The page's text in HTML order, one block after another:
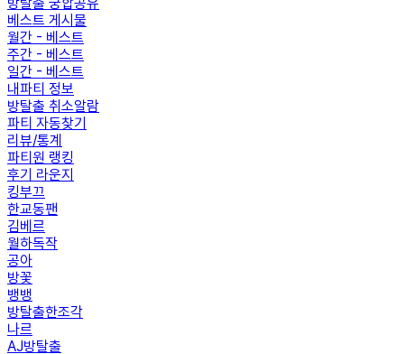
베스트 게시물
월간 - 베스트
주간 - 베스트
일간 - 베스트
내파티 정보
방탈출 취소알람
파티 자동찾기
리뷰/통계
파티원 랭킹
후기 라운지
킹부끄
한교동팬
김베르
월하독작
공아
방꽃
뱅뱅
방탈출한조각
나르
AJ방탈출